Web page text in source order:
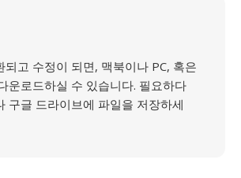
되고 수정이 되면, 맥북이나 PC, 혹은
운로드하실 수 있습니다. 필요하다
구글 드라이브에 파일을 저장하세